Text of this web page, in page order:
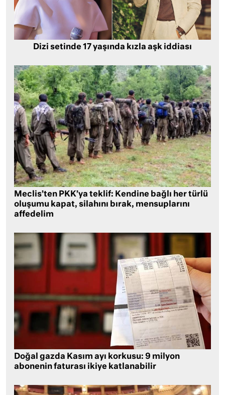
Dizi setinde 17 yaşında kızla aşk iddiası
Meclis’ten PKK’ya teklif: Kendine bağlı her türlü
oluşumu kapat, silahını bırak, mensuplarını
affedelim
Doğal gazda Kasım ayı korkusu: 9 milyon
abonenin faturası ikiye katlanabilir